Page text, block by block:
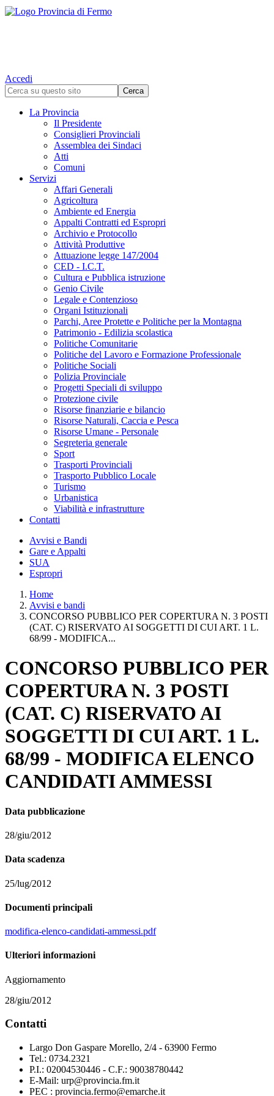
Accedi
La Provincia
Il Presidente
Consiglieri Provinciali
Assemblea dei Sindaci
Atti
Comuni
Servizi
Affari Generali
Agricoltura
Ambiente ed Energia
Appalti Contratti ed Espropri
Archivio e Protocollo
Attività Produttive
Attuazione legge 147/2004
CED - I.C.T.
Cultura e Pubblica istruzione
Genio Civile
Legale e Contenzioso
Organi Istituzionali
Parchi, Aree Protette e Politiche per la Montagna
Patrimonio - Edilizia scolastica
Politiche Comunitarie
Politiche del Lavoro e Formazione Professionale
Politiche Sociali
Polizia Provinciale
Progetti Speciali di sviluppo
Protezione civile
Risorse finanziarie e bilancio
Risorse Naturali, Caccia e Pesca
Risorse Umane - Personale
Segreteria generale
Sport
Trasporti Provinciali
Trasporto Pubblico Locale
Turismo
Urbanistica
Viabilità e infrastrutture
Contatti
Avvisi e Bandi
Gare e Appalti
SUA
Espropri
Home
Avvisi e bandi
CONCORSO PUBBLICO PER COPERTURA N. 3 POSTI
(CAT. C) RISERVATO AI SOGGETTI DI CUI ART. 1 L.
68/99 - MODIFICA...
CONCORSO PUBBLICO PER
COPERTURA N. 3 POSTI
(CAT. C) RISERVATO AI
SOGGETTI DI CUI ART. 1 L.
68/99 - MODIFICA ELENCO
CANDIDATI AMMESSI
Data pubblicazione
28/giu/2012
Data scadenza
25/lug/2012
Documenti principali
modifica-elenco-candidati-ammessi.pdf
Ulteriori informazioni
Aggiornamento
28/giu/2012
Contatti
Largo Don Gaspare Morello, 2/4 - 63900 Fermo
Tel.: 0734.2321
P.I.: 02004530446 - C.F.: 90038780442
E-Mail: urp@provincia.fm.it
PEC : provincia.fermo@emarche.it